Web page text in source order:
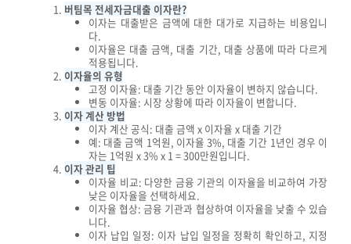
버팀목 전세자금대출 이자란?
이자는 대출받은 금액에 대한 대가로 지급하는 비용입니
다.
이자율은 대출 금액, 대출 기간, 대출 상품에 따라 다르게
적용됩니다.
이자율의 유형
고정 이자율: 대출 기간 동안 이자율이 변하지 않습니다.
변동 이자율: 시장 상황에 따라 이자율이 변합니다.
이자 계산 방법
이자 계산 공식: 대출 금액 x 이자율 x 대출 기간
예: 대출 금액 1억원, 이자율 3%, 대출 기간 1년인 경우 이
자는 1억원 x 3% x 1 = 300만원입니다.
이자 관리 팁
이자율 비교: 다양한 금융 기관의 이자율을 비교하여 가장
낮은 이자율을 선택하세요.
이자율 협상: 금융 기관과 협상하여 이자율을 낮출 수 있습
니다.
이자 납입 일정: 이자 납입 일정을 정확히 확인하고, 지정